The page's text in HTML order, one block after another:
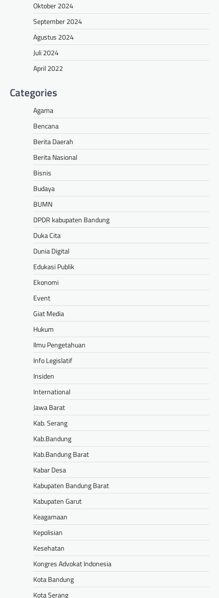
Oktober 2024
September 2024
Agustus 2024
Juli 2024
April 2022
Categories
Agama
Bencana
Berita Daerah
Berita Nasional
Bisnis
Budaya
BUMN
DPDR kabupaten Bandung
Duka Cita
Dunia Digital
Edukasi Publik
Ekonomi
Event
Giat Media
Hukum
Ilmu Pengetahuan
Info Legislatif
Insiden
International
Jawa Barat
Kab. Serang
Kab.Bandung
Kab.Bandung Barat
Kabar Desa
Kabupaten Bandung Barat
Kabupaten Garut
Keagamaan
Kepolisian
Kesehatan
Kongres Advokat Indonesia
Kota Bandung
Kota Serang